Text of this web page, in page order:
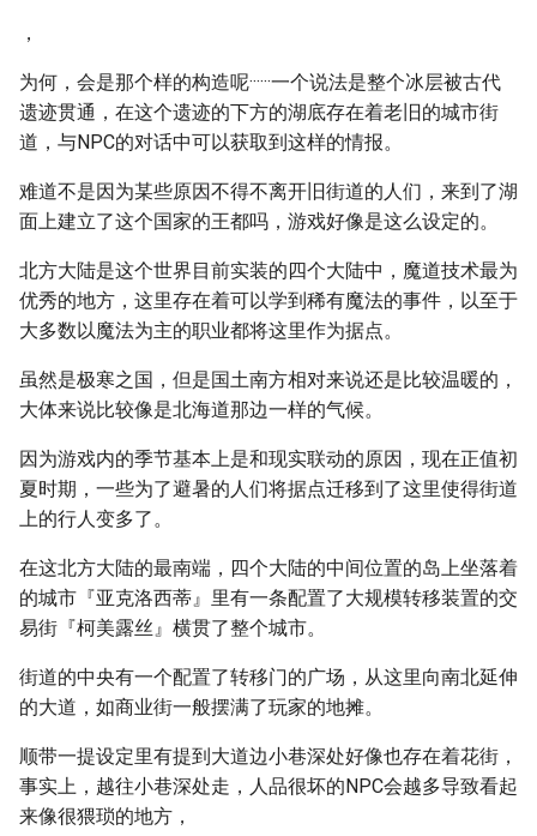
，
为何，会是那个样的构造呢······一个说法是整个冰层被古代
遗迹贯通，在这个遗迹的下方的湖底存在着老旧的城市街
道，与NPC的对话中可以获取到这样的情报。
难道不是因为某些原因不得不离开旧街道的人们，来到了湖
面上建立了这个国家的王都吗，游戏好像是这么设定的。
北方大陆是这个世界目前实装的四个大陆中，魔道技术最为
优秀的地方，这里存在着可以学到稀有魔法的事件，以至于
大多数以魔法为主的职业都将这里作为据点。
虽然是极寒之国，但是国土南方相对来说还是比较温暖的，
大体来说比较像是北海道那边一样的气候。
因为游戏内的季节基本上是和现实联动的原因，现在正值初
夏时期，一些为了避暑的人们将据点迁移到了这里使得街道
上的行人变多了。
在这北方大陆的最南端，四个大陆的中间位置的岛上坐落着
的城市『亚克洛西蒂』里有一条配置了大规模转移装置的交
易街『柯美露丝』横贯了整个城市。
街道的中央有一个配置了转移门的广场，从这里向南北延伸
的大道，如商业街一般摆满了玩家的地摊。
顺带一提设定里有提到大道边小巷深处好像也存在着花街，
事实上，越往小巷深处走，人品很坏的NPC会越多导致看起
来像很猥琐的地方，